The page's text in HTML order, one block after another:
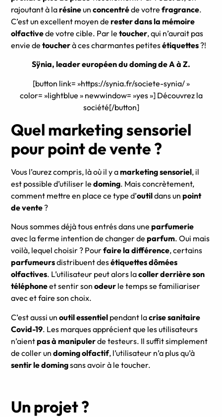
rajoutant à larésineunconcentréde votrefragrance.
C’est un excellent moyen derester dans la mémoire
olfactivede votre cible. Par letoucher, qui n’aurait pas
envie detoucherà ces charmantes petitesétiquettes?!
Sÿnia, leader européen du doming de A à Z.
[button link= »https://synia.fr/societe-synia/ »
color= »lightblue » newwindow= »yes »] Découvrez la
société[/button]
Quel marketing sensoriel
pour point de vente ?
Vous l’aurez compris, là où il y amarketing sensoriel, il
est possible d’utiliser ledoming. Mais concrètement,
comment mettre en place ce type d’outildans unpoint
de vente?
Nous sommes déjà tous entrés dans uneparfumerie
avec la ferme intention de changer deparfum. Oui mais
voilà, lequel choisir ? Pourfaire la différence, certains
parfumeursdistribuent desétiquettes dômées
olfactives. L’utilisateur peut alors lacoller derrière son
téléphoneet sentir sonodeur le temps se familiariser
avec et faire son choix.
C’est aussi unoutil essentiel pendant lacrise sanitaire
Covid-19. Les marques apprécient que les utilisateurs
n’aientpas à manipulerde testeurs. Il suffit simplement
de coller undoming olfactif, l’utilisateur n’a plus qu’à
sentir le domingsans avoir à le toucher.
Un projet ?